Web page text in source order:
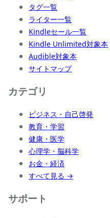
タグ一覧
ライター一覧
Kindleセール一覧
Kindle Unlimited対象本
Audible対象本
サイトマップ
カテゴリ
ビジネス・自己啓発
教育・学習
健康・医学
心理学・脳科学
お金・経済
すべて見る →
サポート